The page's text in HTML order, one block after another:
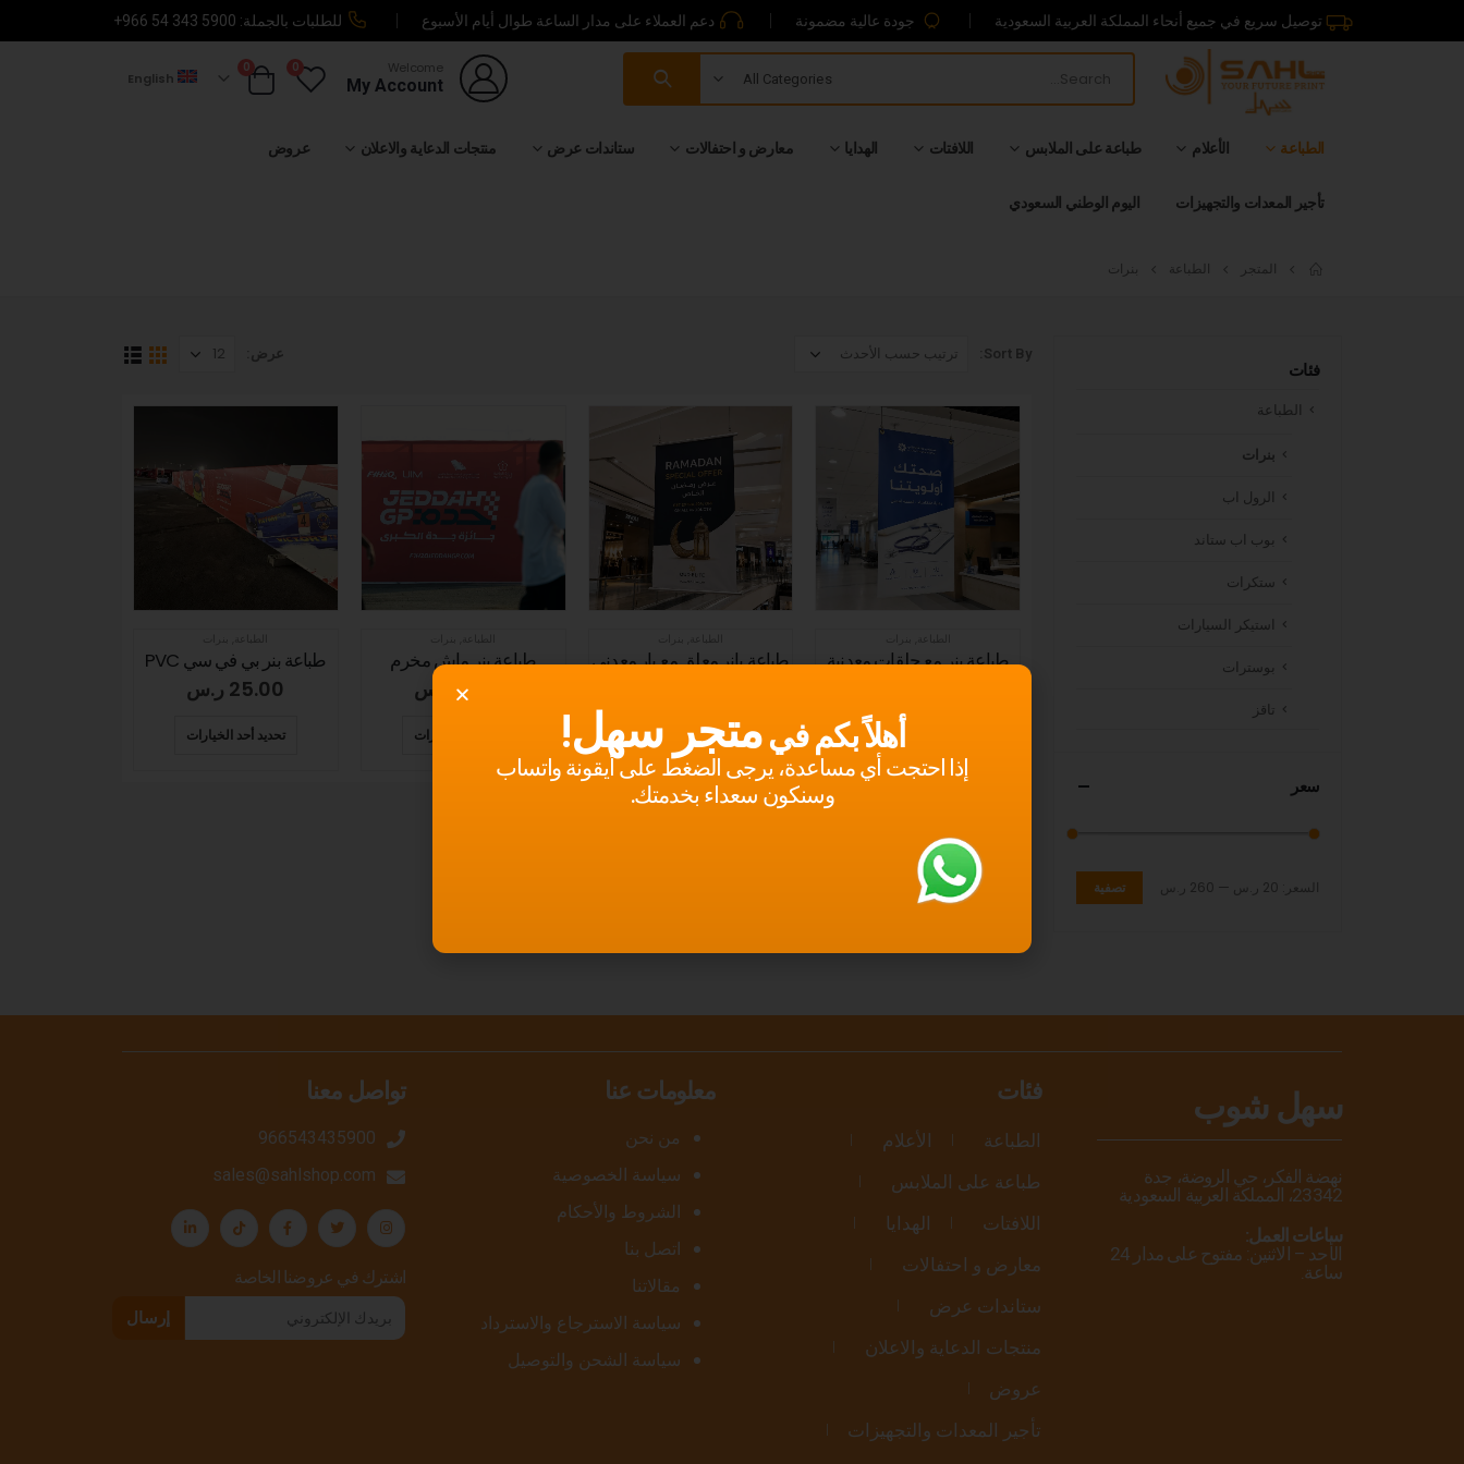
توصيل سريع في جميع أنحاء المملكة العربية السعودية جودة عالية مضمونة دعم العملاء على مدار الساعة طوال أيام الأسبوع للطلبات بالجملة: +966 54 343 5900
All Categories
Welcome
My Account
0
0
English
الطباعة الأعلام طباعة على الملابس اللافتات الهدايا معارض و احتفالات ستاندات عرض منتجات الدعاية والاعلان عروض
تأجير المعدات والتجهيزات اليوم الوطني السعودي
المتجر الطباعة بنرات
Sort By: عرض:
طباعة بنر مع حلقات معدنية
تحديد أحد الخيارات
طباعة بانر معلق مع بار معدني
تحديد أحد الخيارات
طباعة بنر ماش مخرم
25.00 ر.س
تحديد أحد الخيارات
طباعة بنر بي في سي PVC
25.00 ر.س
تحديد أحد الخيارات
فئات
الطباعة
بنرات
الرول اب
بوب اب ستاند
ستكرات
استيكر السيارات
بوسترات
تاقز
سعر
تصفية السعر: 20 ر.س — 260 ر.س
سهل شوب
نهضة الفكر، حي الروضة، جدة
23342، المملكة العربية السعودية
ساعات العمل:
الأحد – الاثنين: مفتوح على مدار 24
ساعة.
فئات
الطباعة
الأعلام
طباعة على الملابس
اللافتات
الهدايا
معارض و احتفالات
ستاندات عرض
منتجات الدعاية والاعلان
عروض
تأجير المعدات والتجهيزات
معلومات عنا
من نحن
سياسة الخصوصية
الشروط والأحكام
اتصل بنا
مقالاتنا
سياسة الاسترجاع والاسترداد
سياسة الشحن والتوصيل
تواصل معنا
966543435900
sales@sahlshop.com
اشترك في عروضنا الخاصة
إرسال
أهلاً بكم فيمتجر سهل!
إذا احتجت أي مساعدة، يرجى الضغط على أيقونة واتساب
وسنكون سعداء بخدمتك.